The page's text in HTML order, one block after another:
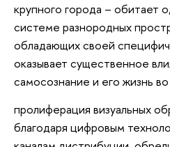
крупного города – обитает
системе разнородных
обладающих своей
оказывает существенное
самосознание и его жизнь
пролиферация визуальных
благодаря цифровым